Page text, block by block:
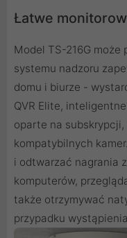
Łatwe
Model TS-216G może
systemu nadzoru
domu i biurze -
QVR Elite,
oparte na
kompatybilnych
i odtwarzać nagrania
komputerów,
także otrzymywać
przypadku